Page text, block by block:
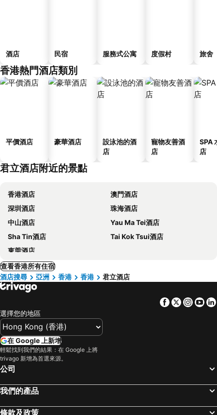
酒店 民宿 服務式公寓 度假村 旅舍
香港熱門酒店類別
平價酒店 豪華酒店
設泳池的酒
店
寵物友善酒
店
SPA
店
君立酒店附近的景點
香港酒店
澳門酒店
深圳酒店
珠海酒店
中山酒店
Yau Ma Tei酒店
Sha Tin酒店
Tai Kok Tsui酒店
東莞酒店
查看香港所有住宿
酒店搜尋
亞洲 香港 香港 君立酒店
Facebook
Twitter
選擇您的地區
在 Google 上新增
輕鬆找到我們的結果：在 Google 上將
trivago 新增為首選來源。
公司
我們的產品
條款及政策